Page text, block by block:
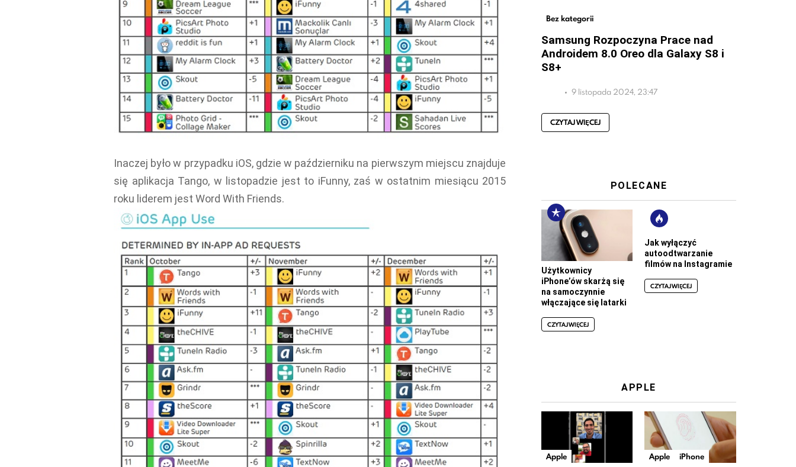
Inaczej było w przypadku iOS, gdzie w październiku na pierwszym miejscu znajduje
się aplikacja Tango, w listopadzie jest to iFunny, zaś w ostatnim miesiącu 2015
roku liderem jest Word With Friends.
Bez kategorii
Samsung Rozpoczyna Prace nad
Androidem 8.0 Oreo dla Galaxy S8 i
S8+
9 listopada 2024, 23:47
CZYTAJ WIĘCEJ
POLECANE
Użytkownicy
iPhone’ów skarżą się
na samoczynnie
włączające się latarki
CZYTAJ WIĘCEJ
Jak wyłączyć
autoodtwarzanie
filmów na Instagramie
CZYTAJ WIĘCEJ
APPLE
Apple Apple iPhone